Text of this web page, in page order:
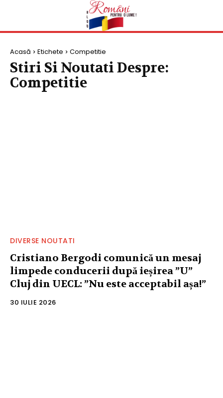
Acasă Etichete Competitie
Stiri Si Noutati Despre:
Competitie
DIVERSE NOUTATI
Cristiano Bergodi comunică un mesaj
limpede conducerii după ieșirea ”U”
Cluj din UECL: ”Nu este acceptabil așa!”
30 IULIE 2026